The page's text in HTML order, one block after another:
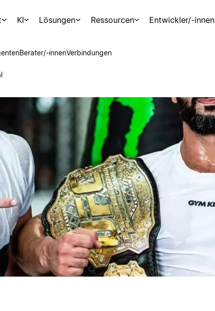
KI Lösungen Ressourcen Entwickler/-innen
Berater/-innenVerbindungen